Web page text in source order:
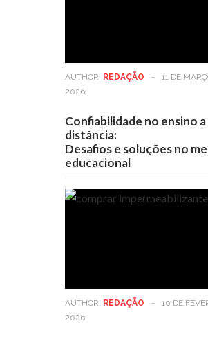
AUTHOR: REDAÇÃO -
11 DE
2026
Confiabilidade no ensino a
distância:
Desafios e soluções no
educacional
AUTHOR: REDAÇÃO -
10 DE
2026